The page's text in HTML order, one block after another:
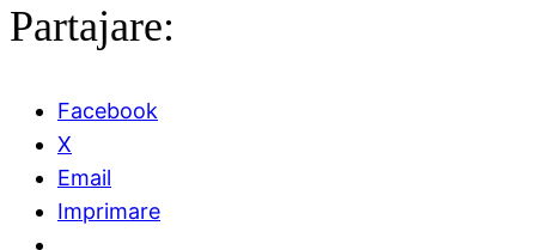
Partajare:
Facebook
X
Email
Imprimare